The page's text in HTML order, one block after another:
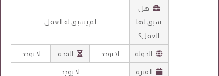
هل
سبق لها
العمل؟
لم يسبق له العمل
الدولة لا يوجد المدة لا يوجد
الفترة لا يوجد